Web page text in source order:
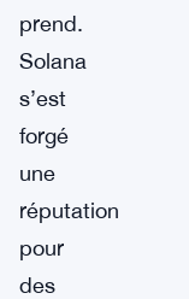
prend.
Solana
s’est
forgé
une
réputation
pour
des